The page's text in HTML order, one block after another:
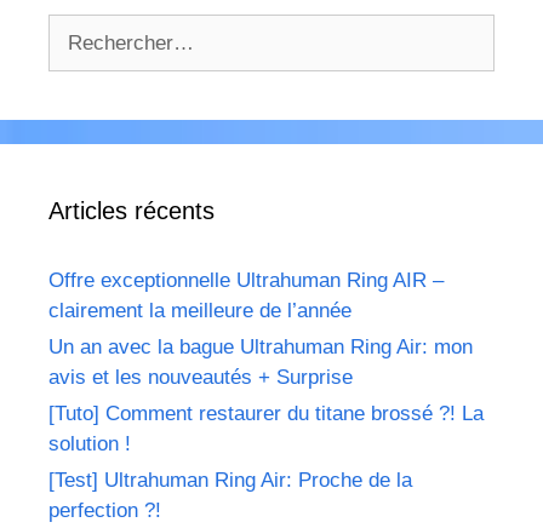
Articles récents
Offre exceptionnelle Ultrahuman Ring AIR –
clairement la meilleure de l’année
Un an avec la bague Ultrahuman Ring Air: mon
avis et les nouveautés + Surprise
[Tuto] Comment restaurer du titane brossé ?! La
solution !
[Test] Ultrahuman Ring Air: Proche de la
perfection ?!